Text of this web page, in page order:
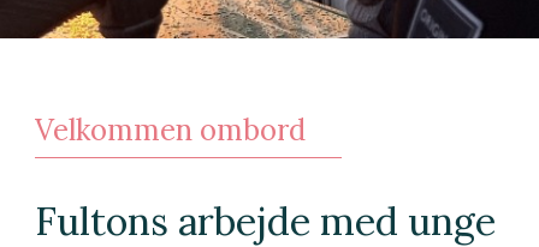
Velkommen ombord
Fultons arbejde med unge